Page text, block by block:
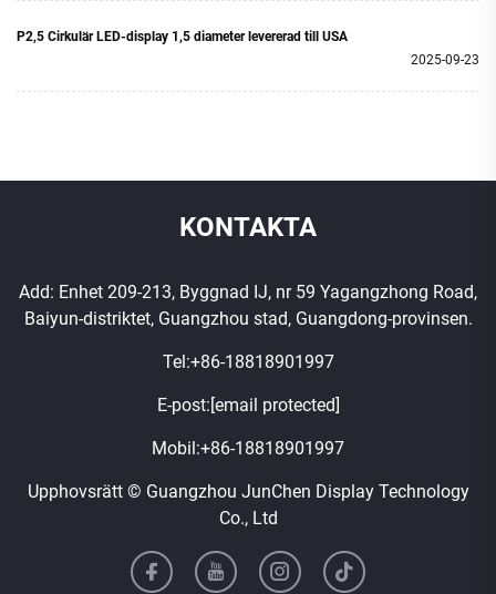
P2,5 Cirkulär LED-display 1,5 diameter levererad till USA
2025-09-23
KONTAKTA
Add: Enhet 209-213, Byggnad IJ, nr 59 Yagangzhong Road,
Baiyun-distriktet, Guangzhou stad, Guangdong-provinsen.
Tel:+86-18818901997
E-post:[email protected]
Mobil:+86-18818901997
Upphovsrätt © Guangzhou JunChen Display Technology
Co., Ltd